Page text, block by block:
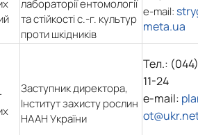
ОПП «Екологічний контроль
лабораторії ентомології
та стійкості с.-г. культур
проти шкідників
e-mail:
meta.ua
Заступник директора,
Інститут захисту рослин
НААН України
Тел.:
11-24
e-mail: